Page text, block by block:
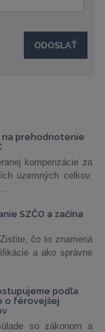
na prehodnotenie
kompenzácie za
územných celkov.
SZČO a začína
čo to znamená
a ako správne
podľa
o férovejšej
so zákonom a